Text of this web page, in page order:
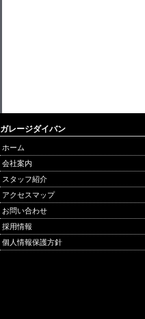
ガレージダイバン
ホーム
会社案内
スタッフ紹介
アクセスマップ
お問い合わせ
採用情報
個人情報保護方針